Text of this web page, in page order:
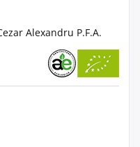
Alexandru P.F.A.